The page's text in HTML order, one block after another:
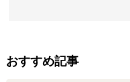
おすすめ記事